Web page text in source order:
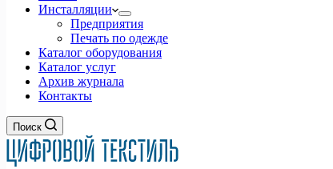
Инсталляции
Предприятия
Печать по одежде
Каталог оборудования
Каталог услуг
Архив журнала
Контакты
Поиск